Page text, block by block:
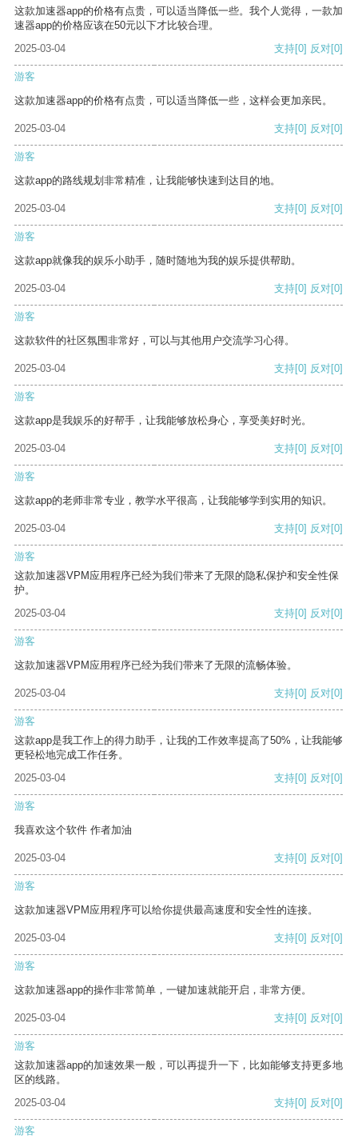
这款加速器app的价格有点贵，可以适当降低一些。我个人觉得，一款加
速器app的价格应该在50元以下才比较合理。
2025-03-04
支持[0] 反对[0]
游客
这款加速器app的价格有点贵，可以适当降低一些，这样会更加亲民。
2025-03-04 支持[0] 反对[0]
游客
这款app的路线规划非常精准，让我能够快速到达目的地。
2025-03-04 支持[0] 反对[0]
游客
这款app就像我的娱乐小助手，随时随地为我的娱乐提供帮助。
2025-03-04 支持[0] 反对[0]
游客
这款软件的社区氛围非常好，可以与其他用户交流学习心得。
2025-03-04 支持[0] 反对[0]
游客
这款app是我娱乐的好帮手，让我能够放松身心，享受美好时光。
2025-03-04 支持[0] 反对[0]
游客
这款app的老师非常专业，教学水平很高，让我能够学到实用的知识。
2025-03-04 支持[0] 反对[0]
游客
这款加速器VPM应用程序已经为我们带来了无限的隐私保护和安全性保
护。
2025-03-04
支持[0] 反对[0]
游客
这款加速器VPM应用程序已经为我们带来了无限的流畅体验。
2025-03-04 支持[0] 反对[0]
游客
这款app是我工作上的得力助手，让我的工作效率提高了50%，让我能够
更轻松地完成工作任务。
2025-03-04
支持[0] 反对[0]
游客
我喜欢这个软件 作者加油
2025-03-04 支持[0] 反对[0]
游客
这款加速器VPM应用程序可以给你提供最高速度和安全性的连接。
2025-03-04 支持[0] 反对[0]
游客
这款加速器app的操作非常简单，一键加速就能开启，非常方便。
2025-03-04 支持[0] 反对[0]
游客
这款加速器app的加速效果一般，可以再提升一下，比如能够支持更多地
区的线路。
2025-03-04
支持[0] 反对[0]
游客